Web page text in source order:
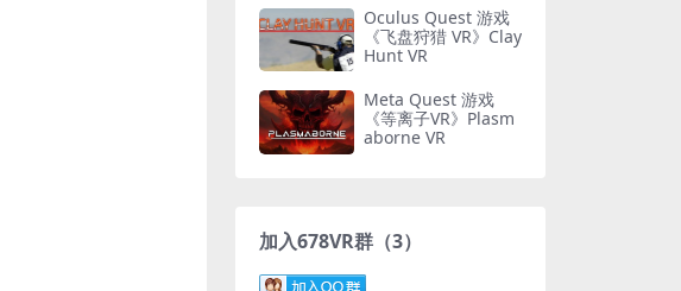
Oculus Quest 游戏
《飞盘狩猎 VR》Clay
Hunt VR
Meta Quest 游戏
《等离子VR》Plasm
aborne VR
加入678VR群（3）